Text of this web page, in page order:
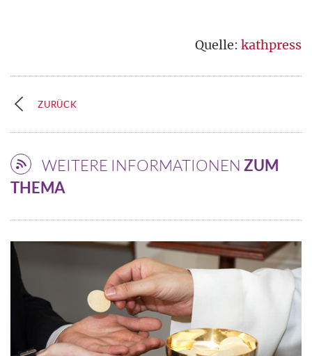
Quelle: kathpress
ZURÜCK
WEITERE INFORMATIONEN ZUM
THEMA